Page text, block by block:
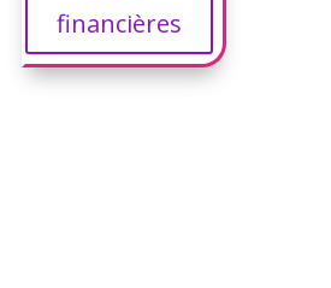
financières